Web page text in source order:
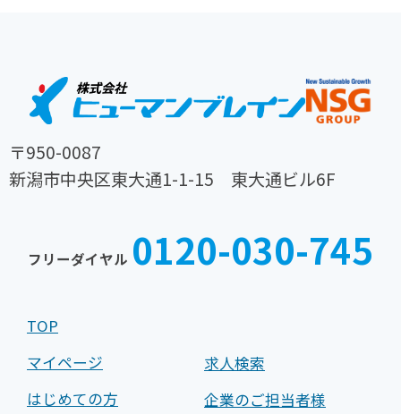
〒950-0087
新潟市中央区東大通1-1-15 東大通ビル6F
242-
242-
フリーダイヤル 0120-030-745
TOP
マイページ
はじめての方
求人検索
企業のご担当者様